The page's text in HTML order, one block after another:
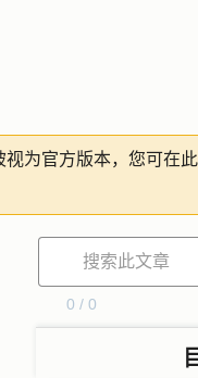
为官方版本，您可在
0 / 0